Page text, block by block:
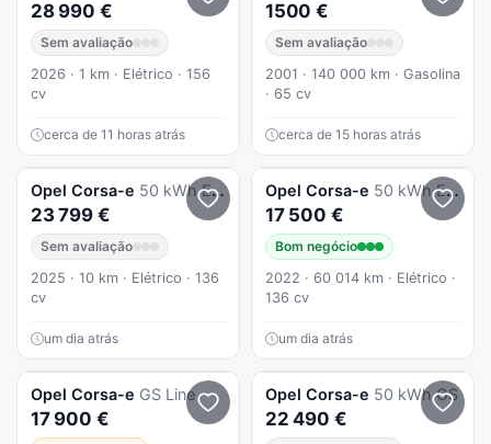
28 990 €
Sem avaliação
2026 · 1 km · Elétrico · 156
cv
cerca de 11 horas atrás
1500 €
Sem avaliação
2001 · 140 000 km · Gasolina
· 65 cv
cerca de 15 horas atrás
Opel Corsa-e 50 kWh Edition
23 799 €
Sem avaliação
2025 · 10 km · Elétrico · 136
cv
um dia atrás
Opel Corsa-e 50 kWh Edition
17 500 €
Bom negócio
2022 · 60 014 km · Elétrico ·
136 cv
um dia atrás
Opel Corsa-e GS Line
17 900 €
Opel Corsa-e 50 kWh GS
22 490 €